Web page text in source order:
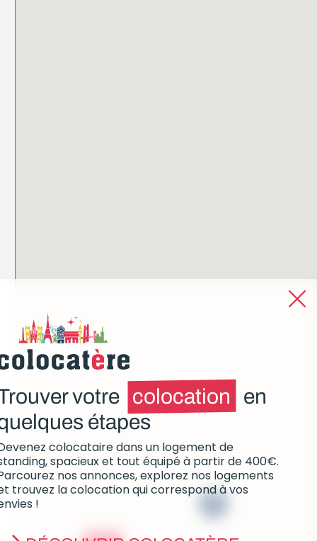
votre colocation
en
étapes
colocataire dans un logement de
spacieux et tout équipé à partir de 400€.
nos annonces, explorez nos logements
trouvez la colocation qui correspond à vos
!
à partir de